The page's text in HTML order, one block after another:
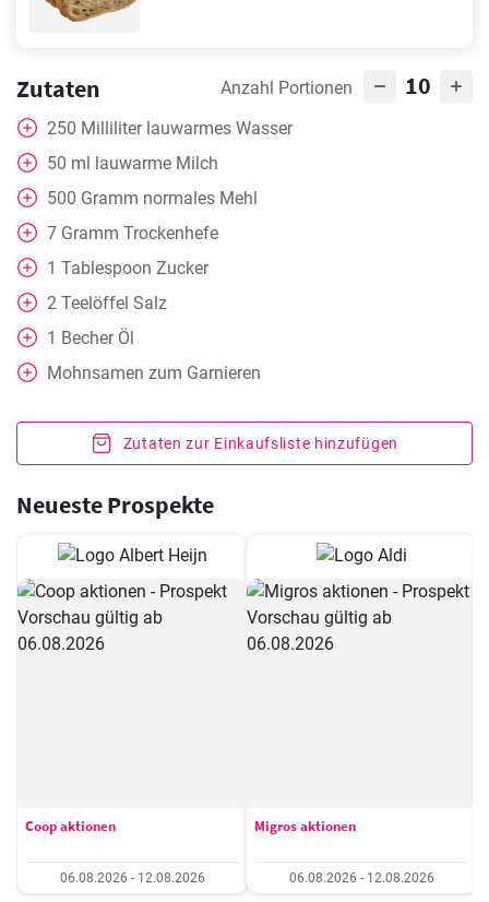
Zutaten Anzahl Portionen 10
250 Milliliter lauwarmes Wasser
50 ml lauwarme Milch
500 Gramm normales Mehl
7 Gramm Trockenhefe
1 Tablespoon Zucker
2 Teelöffel Salz
1 Becher Öl
Mohnsamen zum Garnieren
Zutaten zur Einkaufsliste hinzufügen
Neueste Prospekte
Coop aktionen
06.08.2026 - 12.08.2026
Migros aktionen
06.08.2026 - 12.08.2026